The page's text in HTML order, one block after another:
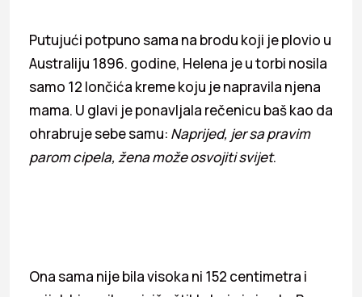
Putujući potpuno sama na brodu koji je plovio u
Australiju 1896. godine, Helena je u torbi nosila
samo 12 lončića kreme koju je napravila njena
mama. U glavi je ponavljala rečenicu baš kao da
ohrabruje sebe samu: Naprijed, jer sa pravim
parom cipela, žena može osvojiti svijet.
Ona sama nije bila visoka ni 152 centimetra i